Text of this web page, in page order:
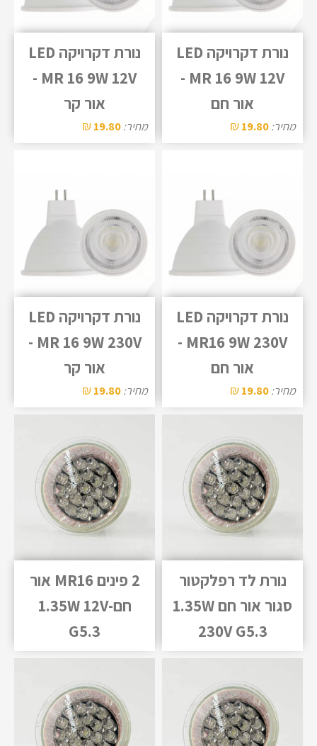
נורת דקרויקה LED
MR 16 9W 12V -
אור חם
מחיר:19.80
₪
נורת דקרויקה LED
MR 16 9W 12V -
אור קר
מחיר:19.80
₪
נורת דקרויקה LED
MR16 9W 230V -
אור חם
מחיר:19.80
₪
נורת דקרויקה LED
MR 16 9W 230V -
אור קר
מחיר:19.80
₪
נורת לד רפלקטור
סגור אור חם 1.35W
230V G5.3
2 פינים MR16 אור
חם-1.35W 12V
G5.3